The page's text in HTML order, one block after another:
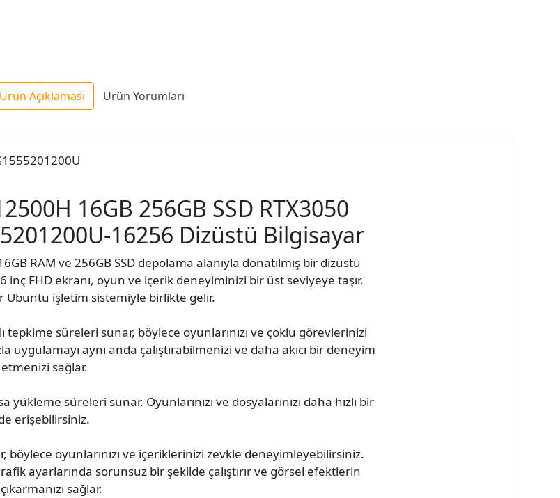
Ürün Açıklaması Ürün Yorumları
16GB 256GB SSD RTX3050
16256 Dizüstü Bilgisayar
RAM ve 256GB SSD depolama alanıyla donatılmış bir dizüstü
inç FHD ekranı, oyun ve içerik deneyiminizi bir üst seviyeye taşır.
Ubuntu işletim sistemiyle birlikte gelir.
süreleri sunar, böylece oyunlarınızı ve çoklu görevlerinizi
aynı anda çalıştırabilmenizi ve daha akıcı bir deneyim
sağlar.
yükleme süreleri sunar. Oyunlarınızı ve dosyalarınızı daha hızlı bir
erişebilirsiniz.
böylece oyunlarınızı ve içeriklerinizi zevkle deneyimleyebilirsiniz.
ayarlarında sorunsuz bir şekilde çalıştırır ve görsel efektlerin
sağlar.